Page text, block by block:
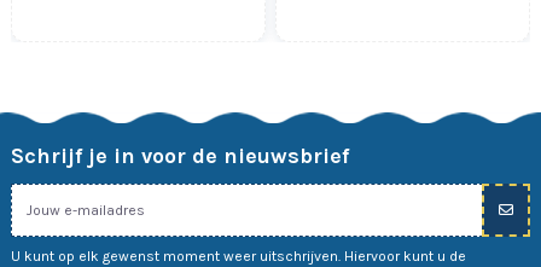
Schrijf je in voor de nieuwsbrief
U kunt op elk gewenst moment weer uitschrijven. Hiervoor kunt u de